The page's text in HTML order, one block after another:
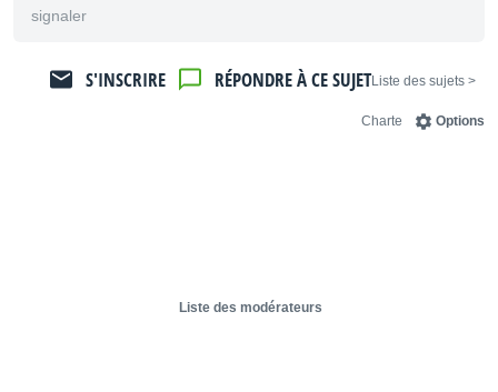
signaler
< Liste des sujets
RÉPONDRE À CE SUJET
S'INSCRIRE
Options
Charte
Liste des modérateurs